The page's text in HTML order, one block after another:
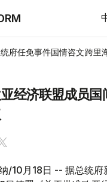
府任免事件国情咨文跨里
经济联盟成员国
/10月18日 -- 据总统府